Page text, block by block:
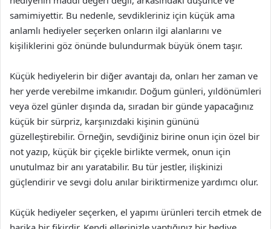
samimiyettir. Bu nedenle, sevdikleriniz için küçük ama
anlamlı hediyeler seçerken onların ilgi alanlarını ve
kişiliklerini göz önünde bulundurmak büyük önem taşır.
Küçük hediyelerin bir diğer avantajı da, onları her zaman ve
her yerde verebilme imkanıdır. Doğum günleri, yıldönümleri
veya özel günler dışında da, sıradan bir günde yapacağınız
küçük bir sürpriz, karşınızdaki kişinin gününü
güzelleştirebilir. Örneğin, sevdiğiniz birine onun için özel bir
not yazıp, küçük bir çiçekle birlikte vermek, onun için
unutulmaz bir anı yaratabilir. Bu tür jestler, ilişkinizi
güçlendirir ve sevgi dolu anılar biriktirmenize yardımcı olur.
Küçük hediyeler seçerken, el yapımı ürünleri tercih etmek de